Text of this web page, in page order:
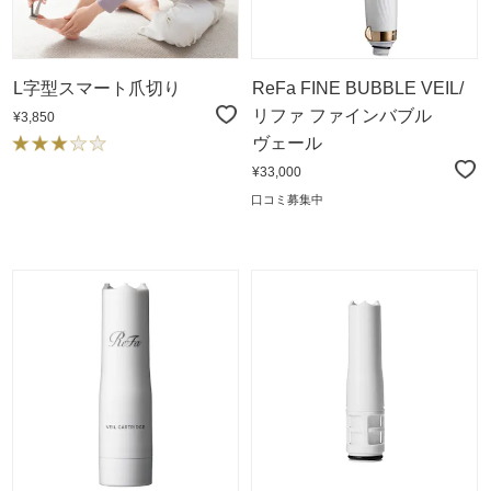
L字型スマート爪切り
¥3,850
ReFa FINE BUBBLE VEIL/
リファ ファインバブル
ヴェール
¥33,000
口コミ募集中